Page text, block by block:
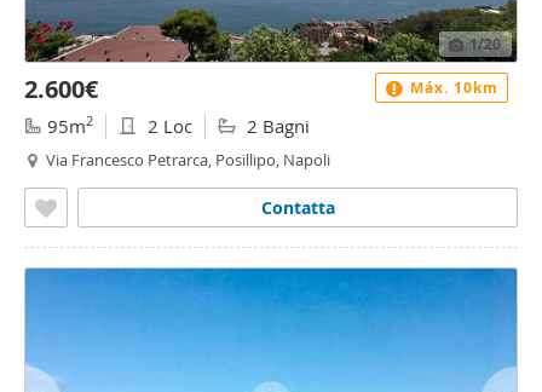
1/20
2.600€
95m2 2 Loc 2 Bagni
Via Francesco Petrarca, Posillipo, Napoli
Contatta
Máx. 10km